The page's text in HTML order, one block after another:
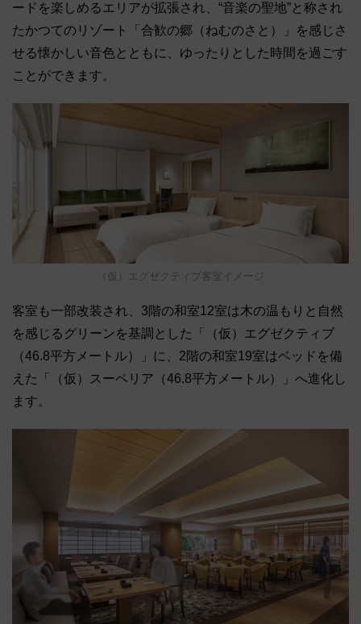
ードを楽しめるエリアが拡張され、“音楽の聖地”と称され
たかつてのリゾート「合歓の郷（ねむのさと）」を感じさ
せる懐かしい音色とともに、ゆったりとした時間を過ごす
ことができます。
（仮）エグゼクティブ客室イメージ
客室も一部改装され、3階の和室12室は木の温もりと自然
を感じるグリーンを基調とした「（仮）エグゼクティブ
（46.8平方メートル）」に、2階の和室19室はベッドを備
えた「（仮）スーペリア（46.8平方メートル）」へ進化し
ます。